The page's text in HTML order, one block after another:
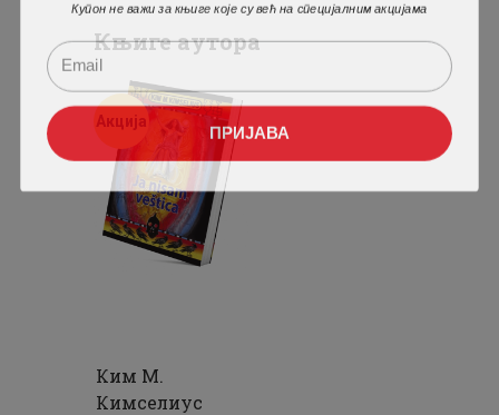
Књиге аутора
Акција
Ким М.
Кимселиус
Купон не важи за књиге које су већ на специјалним акцијама
ПРИЈАВА